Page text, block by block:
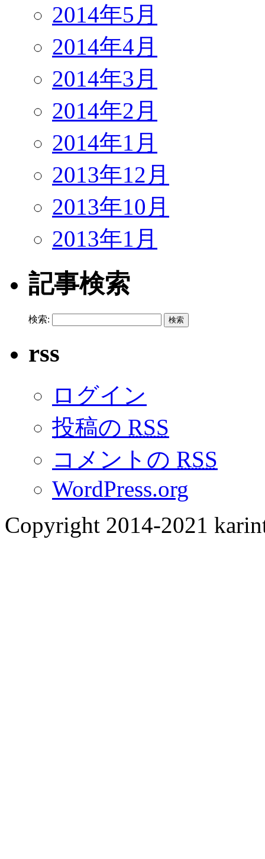
2014年5月
2014年4月
2014年3月
2014年2月
2014年1月
2013年12月
2013年10月
2013年1月
記事検索
検索:
rss
ログイン
投稿の RSS
コメントの RSS
WordPress.org
Copyright 2014-2021